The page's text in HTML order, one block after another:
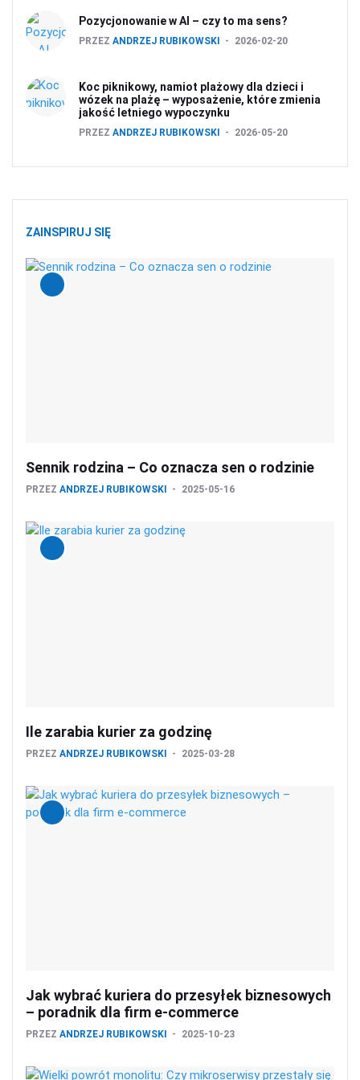
Pozycjonowanie w AI – czy to ma sens?
PRZEZ ANDRZEJ RUBIKOWSKI 2026-02-20
Koc piknikowy, namiot plażowy dla dzieci i
wózek na plażę – wyposażenie, które zmienia
jakość letniego wypoczynku
PRZEZ ANDRZEJ RUBIKOWSKI 2026-05-20
ZAINSPIRUJ SIĘ
Sennik rodzina – Co oznacza sen o rodzinie
PRZEZ ANDRZEJ RUBIKOWSKI 2025-05-16
Ile zarabia kurier za godzinę
PRZEZ ANDRZEJ RUBIKOWSKI 2025-03-28
Jak wybrać kuriera do przesyłek biznesowych
– poradnik dla firm e-commerce
PRZEZ ANDRZEJ RUBIKOWSKI 2025-10-23